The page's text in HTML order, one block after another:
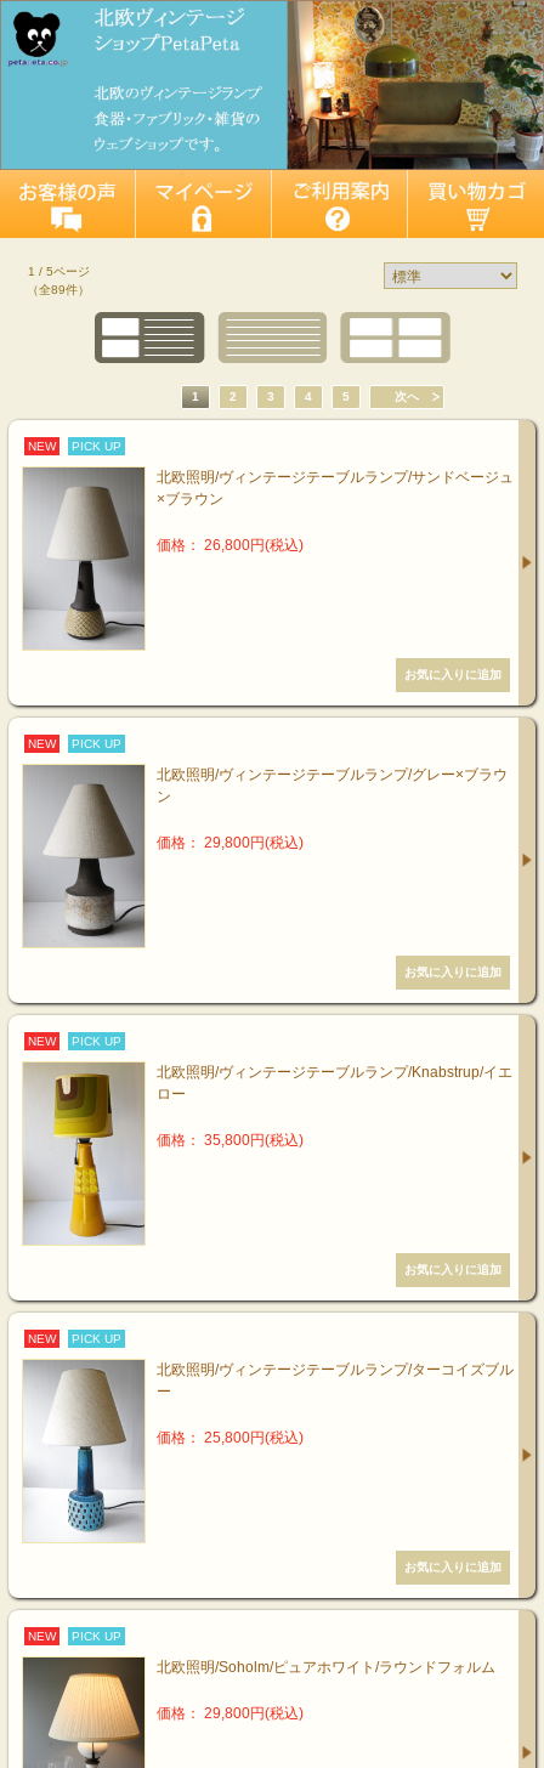
1 / 5ページ
（全89件）
1 2 3 4 5 次へ
NEW PICK UP
北欧照明/ヴィンテージテーブルランプ/サンドベージュ
×ブラウン
価格： 26,800円(税込)
NEW PICK UP
北欧照明/ヴィンテージテーブルランプ/グレー×ブラウ
ン
価格： 29,800円(税込)
NEW PICK UP
北欧照明/ヴィンテージテーブルランプ/Knabstrup/イエ
ロー
価格： 35,800円(税込)
NEW PICK UP
北欧照明/ヴィンテージテーブルランプ/ターコイズブル
ー
価格： 25,800円(税込)
NEW PICK UP
北欧照明/Soholm/ピュアホワイト/ラウンドフォルム
価格： 29,800円(税込)